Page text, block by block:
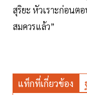
สุริยะ หัวเราะก่อน
สมควรแล้ว”
แท็กที่เกี่ยวข้อง